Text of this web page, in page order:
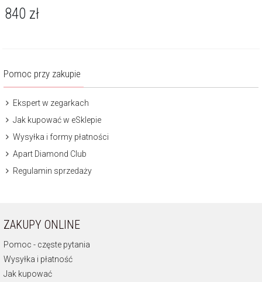
840 zł
Pomoc przy zakupie
Ekspert w zegarkach
Jak kupować w eSklepie
Wysyłka i formy płatności
Apart Diamond Club
Regulamin sprzedaży
ZAKUPY ONLINE
Pomoc - częste pytania
Wysyłka i płatność
Jak kupować